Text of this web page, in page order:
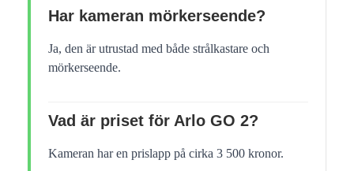
Har kameran mörkerseende?
Ja, den är utrustad med både strålkastare och
mörkerseende.
Vad är priset för Arlo GO 2?
Kameran har en prislapp på cirka 3 500 kronor.